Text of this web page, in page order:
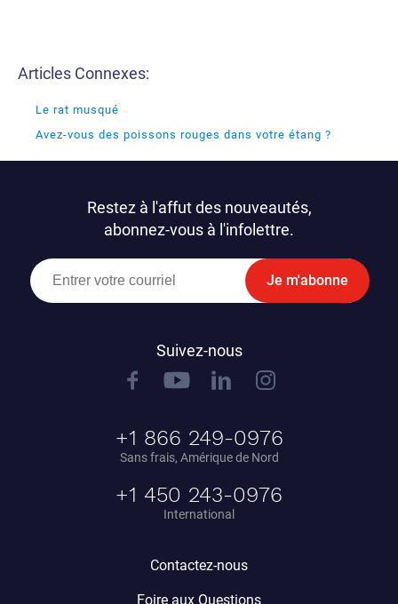
Articles Connexes:
Le rat musqué
Avez-vous des poissons rouges dans votre étang ?
Restez à l'affut des nouveautés,
abonnez-vous à l'infolettre.
Je m'abonne
Suivez-nous
+1 866 249-0976
Sans frais, Amérique de Nord
+1 450 243-0976
International
Contactez-nous
Foire aux Questions